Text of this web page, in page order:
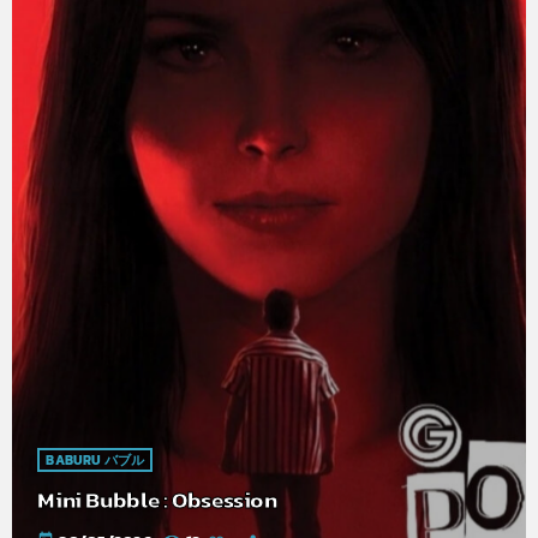
BABURU バブル
Mini Bubble : Obsession